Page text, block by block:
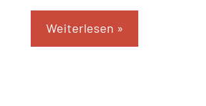
Weiterlesen